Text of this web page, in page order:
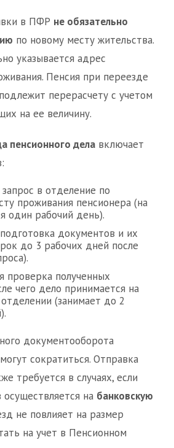
в ПФР не обязательно
по новому месту жительства.
указывается адрес
Пенсия при переезде
перерасчету с учетом
на ее величину.
пенсионного дела включает
в отделение по
проживания пенсионера (на
один рабочий день).
документов и их
до 3 рабочих дней после
проверка полученных
чего дело принимается на
(занимает до 2
документооборота
сократиться. Отправка
требуется в случаях, если
на банковскую
не повлияет на размер
на учет в Пенсионном